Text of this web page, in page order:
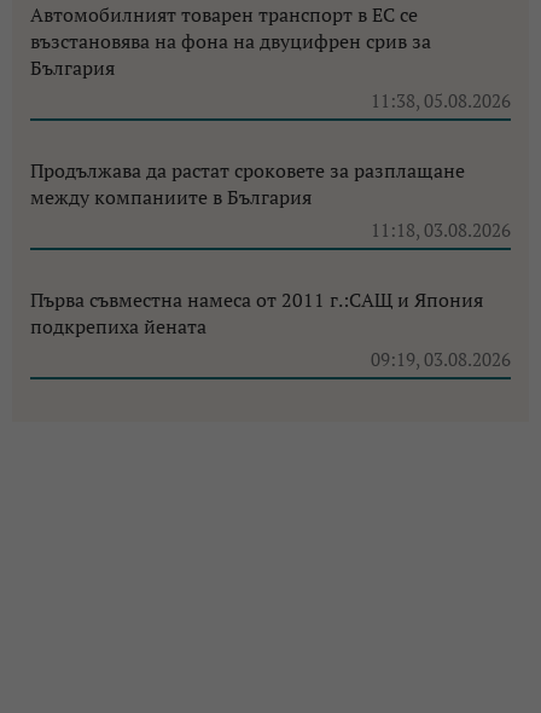
Автомобилният товарен транспорт в ЕС се
възстановява на фона на двуцифрен срив за
България
11:38, 05.08.2026
Продължава да растат сроковете за разплащане
между компаниите в България
11:18, 03.08.2026
Първа съвместна намеса от 2011 г.:САЩ и Япония
подкрепиха йената
09:19, 03.08.2026